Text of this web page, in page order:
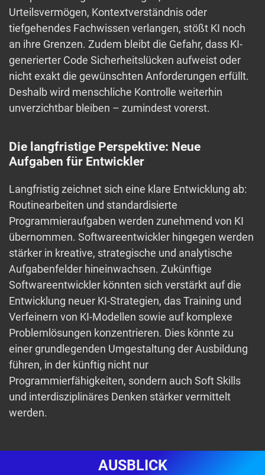
Urteilsvermögen, Kontextverständnis oder
tiefgehendes Fachwissen verlangen, stößt KI noch
an ihre Grenzen. Zudem bleibt die Gefahr, dass KI-
generierter Code Sicherheitslücken aufweist oder
nicht exakt die gewünschten Anforderungen erfüllt.
Deshalb wird menschliche Kontrolle weiterhin
unverzichtbar bleiben – zumindest vorerst.
Die langfristige Perspektive: Neue
Aufgaben für Entwickler
Langfristig zeichnet sich eine klare Entwicklung ab:
Routinearbeiten und standardisierte
Programmieraufgaben werden zunehmend von KI
übernommen. Softwareentwickler hingegen werden
stärker in kreative, strategische und analytische
Aufgabenfelder hineinwachsen. Zukünftige
Softwareentwickler könnten sich verstärkt auf die
Entwicklung neuer KI-Strategien, das Training und
Verfeinern von KI-Modellen sowie auf komplexe
Problemlösungen konzentrieren. Dies könnte zu
einer grundlegenden Umgestaltung der Ausbildung
führen, in der künftig nicht nur
Programmierfähigkeiten, sondern auch Soft Skills
und interdisziplinäres Denken stärker vermittelt
werden.
AUSBLICK